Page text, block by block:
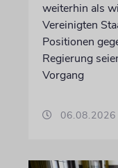
weiterhin als
Vereinigten
Positionen
Regierung
Vorgang
06.08.2026